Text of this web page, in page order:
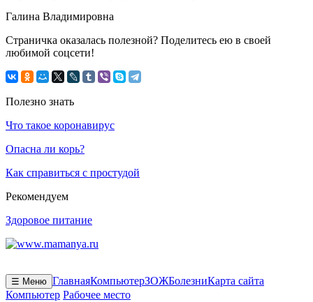
Галина Владимировна
Страничка оказалась полезной? Поделитесь ею в своей
любимой соцсети!
Полезно знать
Что такое коронавирус
Опасна ли корь?
Как справиться с простудой
Рекомендуем
Здоровое питание
☰ Меню ГлавнаяКомпьютерЗОЖБолезниКарта сайта
Компьютер Рабочее место